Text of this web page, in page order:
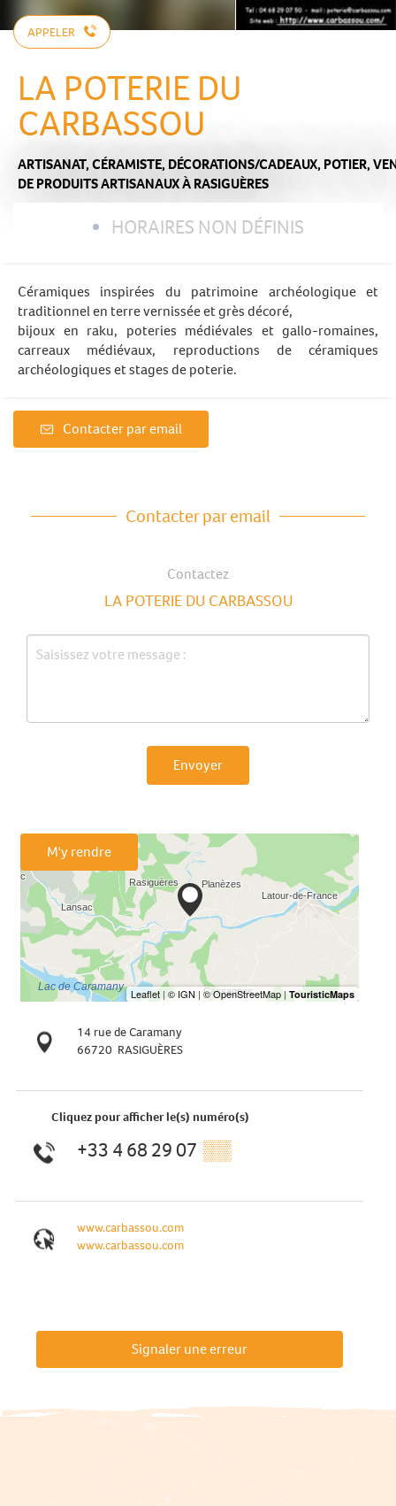
APPELER
LA POTERIE DU
CARBASSOU
ARTISANAT,CÉRAMISTE,DÉCORATIONS/CADEAUX,POTIER,
DE PRODUITS ARTISANAUXÀ RASIGUÈRES
HORAIRES NON DÉFINIS
Céramiques inspirées du patrimoine archéologique et
traditionnel en terre vernissée et grès décoré,
bijoux en raku, poteries médiévales et gallo-romaines,
carreaux médiévaux, reproductions de céramiques
archéologiques et stages de poterie.
Contacter par email
Contacter par email
Contactez
LA POTERIE DU CARBASSOU
Envoyer
M'y rendre
14 rue de Caramany
66720 RASIGUÈRES
Cliquez pour afficher le(s) numéro(s)
+33 4 68 29 07 ▒▒
www.carbassou.com
www.carbassou.com
Signaler une erreur